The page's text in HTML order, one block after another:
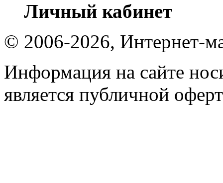
Личный кабинет
© 2006-2026, Интернет-
Информация на сайте
является публичной